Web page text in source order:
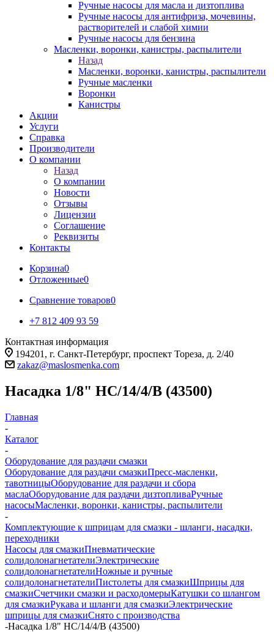
Ручные насосы для масла и дизтоплива
Ручные насосы для антифриза, мочевины,
растворителей и слабой химии
Ручные насосы для бензина
Масленки, воронки, канистры, распылители
Назад
Масленки, воронки, канистры, распылители
Ручные масленки
Воронки
Канистры
Акции
Услуги
Справка
Производители
О компании
Назад
О компании
Новости
Отзывы
Лицензии
Соглашение
Реквизиты
Контакты
Корзина0
Отложенные0
Сравнение товаров0
+7 812 409 93 59
Контактная информация
194201, г. Санкт-Петербург, проспект Тореза, д. 2/40
zakaz@maslosmenka.com
Насадка 1/8" HC/14/4/B (43500)
Главная
-
Каталог
-
Оборудование для раздачи смазки
Оборудование для раздачи смазкиПресс-масленки,
тавотницыОборудование для раздачи и сбора
маслаОборудование для раздачи дизтопливаРучные
насосыМасленки, воронки, канистры, распылители
-
Комплектующие к шприцам для смазки - шланги, насадки,
переходники
Насосы для смазкиПневматические
солидолонагнетателиЭлектрические
солидолонагнетателиНожные и ручные
солидолонагнетателиПистолеты для смазкиШприцы для
смазкиСчетчики смазки и расходомерыКатушки со шлангом
для смазкиРукава и шланги для смазкиЭлектрические
шприцы для смазкиСнято с производства
-Насадка 1/8" HC/14/4/B (43500)